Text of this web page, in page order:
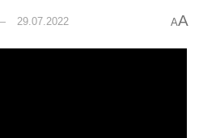
29.07.2022 AA